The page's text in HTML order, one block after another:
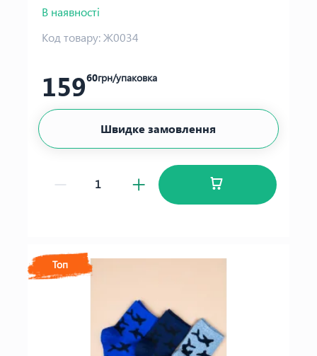
В наявності
Код товару:Ж0034
15960грн/упаковка
Швидке замовлення
Топ